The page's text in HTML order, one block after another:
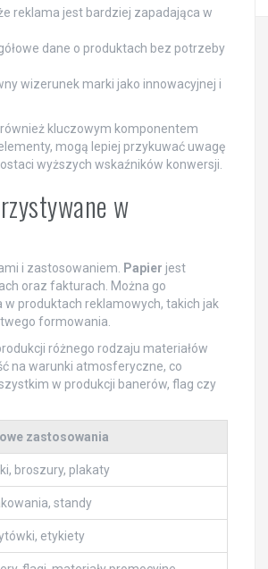
reklama jest bardziej zapadająca w
dane o produktach bez potrzeby
wizerunek marki jako innowacyjnej i
kluczowym komponentem
mogą lepiej przykuwać uwagę
wyższych wskaźników konwersji.
w
i zastosowaniem. Papier jest
oraz fakturach. Można go
w produktach reklamowych, takich jak
formowania.
różnego rodzaju materiałów
na warunki atmosferyczne, co
w produkcji banerów, flag czy
zastosowania
broszury, plakaty
standy
etykiety